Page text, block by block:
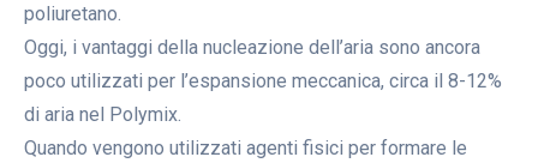
poliuretano.
Oggi, i vantaggi della nucleazione dell’aria sono ancora
poco utilizzati per l’espansione meccanica, circa il 8-12%
di aria nel Polymix.
Quando vengono utilizzati agenti fisici per formare le